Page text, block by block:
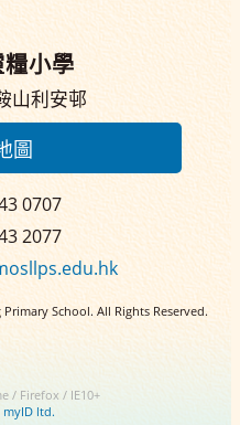
小學
山利安邨
圖
0707
2077
School. All Rights Reserved.
/ Firefox / IE10+
myID ltd.